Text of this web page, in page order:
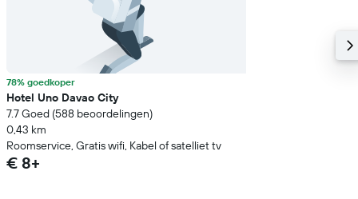
78% goedkoper
Hotel Uno Davao City
7.7 Goed (588 beoordelingen)
0,43 km
Roomservice, Gratis wifi, Kabel of satelliet tv
€ 8+